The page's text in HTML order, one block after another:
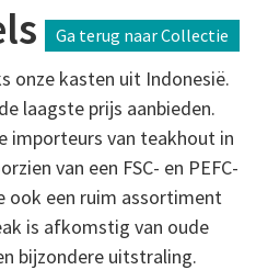
Ga terug naar Collectie
onze kasten uit Indonesië.
laagste prijs aanbieden.
importeurs van teakhout in
van een FSC- en PEFC-
ook een ruim assortiment
is afkomstig van oude
bijzondere uitstraling.